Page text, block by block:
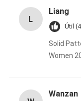
L
Liang
Útil
Solid
Women
Wanzan